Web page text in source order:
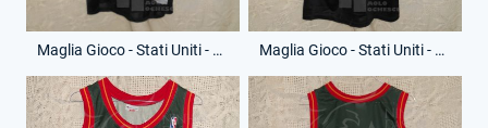
Maglia Gioco - Stati Uniti - Chicago Bulls - Anno 1997-98 - Michael Jordan - 23 - (Fronte) Maglia Gioco - Stati Uniti - Chicago Bulls - Anno 1997-98 - Michael Jordan - 23 - (Retro)